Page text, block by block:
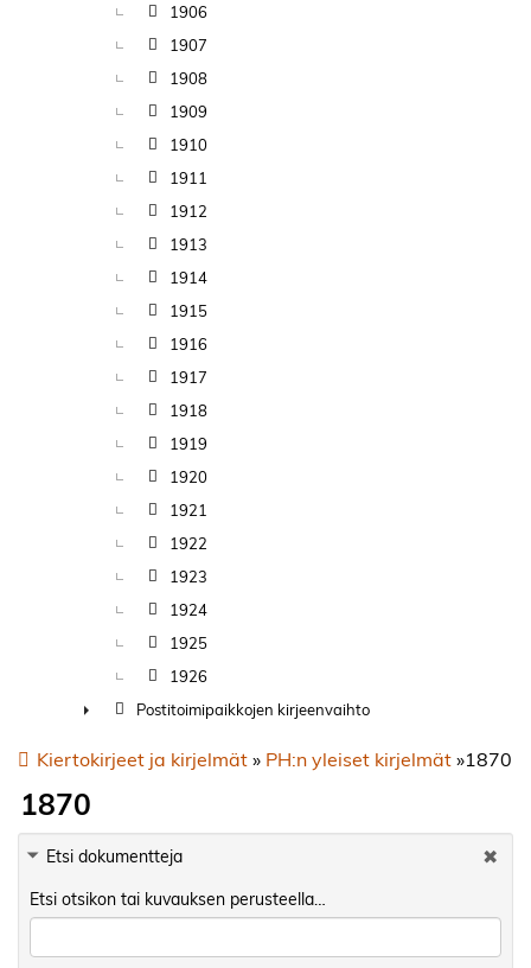
1906
1907
1908
1909
1910
1911
1912
1913
1914
1915
1916
1917
1918
1919
1920
1921
1922
1923
1924
1925
1926
Postitoimipaikkojen kirjeenvaihto
Kiertokirjeet ja kirjelmät» PH:n yleiset kirjelmät»1870
1870
Etsi dokumentteja
Etsi otsikon tai kuvauksen perusteella…